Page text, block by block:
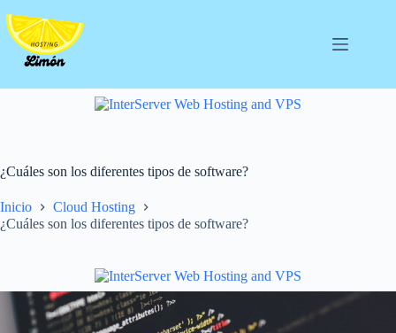
al
contenido
¿Cuáles son los diferentes tipos de software?
Inicio
Cloud Hosting
¿Cuáles son los diferentes tipos de software?